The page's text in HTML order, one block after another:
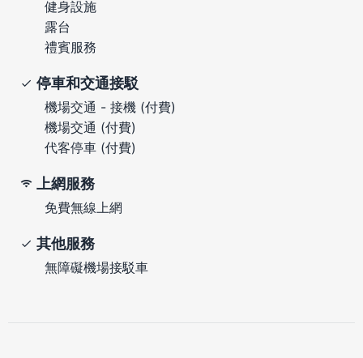
健身設施
露台
禮賓服務
停車和交通接駁
機場交通 - 接機 (付費)
機場交通 (付費)
代客停車 (付費)
上網服務
免費無線上網
其他服務
無障礙機場接駁車